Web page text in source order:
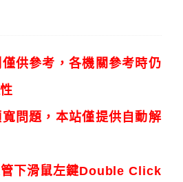
僅供參考，各機關參考時仍
問題，本站僅提供自動解
管下滑鼠左鍵Double Click